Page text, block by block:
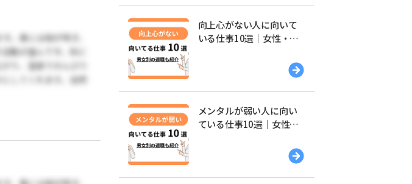
向上心がない人に向いて
いる仕事10選｜女性・男
メンタルが弱い人に向い
ている仕事10選｜女性・